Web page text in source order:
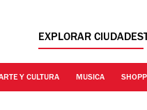
EXPLORAR CIUDADES
Y CULTURA MUSICA